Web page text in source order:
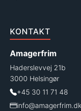
KONTAKT
Amagerfrim
Haderslevvej 21b
3000 Helsingør
+45 30 11 71 48
info@amagerfrim.dk